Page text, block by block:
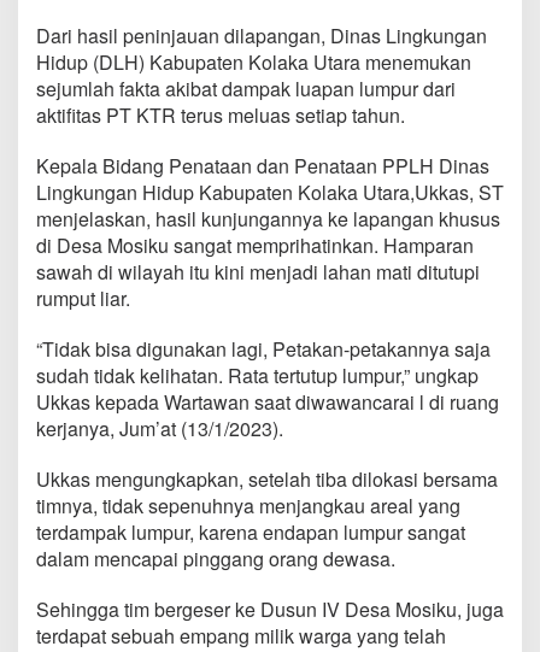
Dari hasil peninjauan dilapangan, Dinas Lingkungan
Hidup (DLH) Kabupaten Kolaka Utara menemukan
sejumlah fakta akibat dampak luapan lumpur dari
aktifitas PT KTR terus meluas setiap tahun.
Kepala Bidang Penataan dan Penataan PPLH Dinas
Lingkungan Hidup Kabupaten Kolaka Utara,Ukkas, ST
menjelaskan, hasil kunjungannya ke lapangan khusus
di Desa Mosiku sangat memprihatinkan. Hamparan
sawah di wilayah itu kini menjadi lahan mati ditutupi
rumput liar.
“Tidak bisa digunakan lagi, Petakan-petakannya saja
sudah tidak kelihatan. Rata tertutup lumpur,” ungkap
Ukkas kepada Wartawan saat diwawancarai l di ruang
kerjanya, Jum’at (13/1/2023).
Ukkas mengungkapkan, setelah tiba dilokasi bersama
timnya, tidak sepenuhnya menjangkau areal yang
terdampak lumpur, karena endapan lumpur sangat
dalam mencapai pinggang orang dewasa.
Sehingga tim bergeser ke Dusun IV Desa Mosiku, juga
terdapat sebuah empang milik warga yang telah